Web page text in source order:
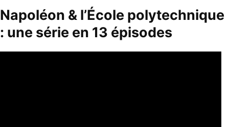
Napoléon & l’École polytechnique
: une série en 13 épisodes